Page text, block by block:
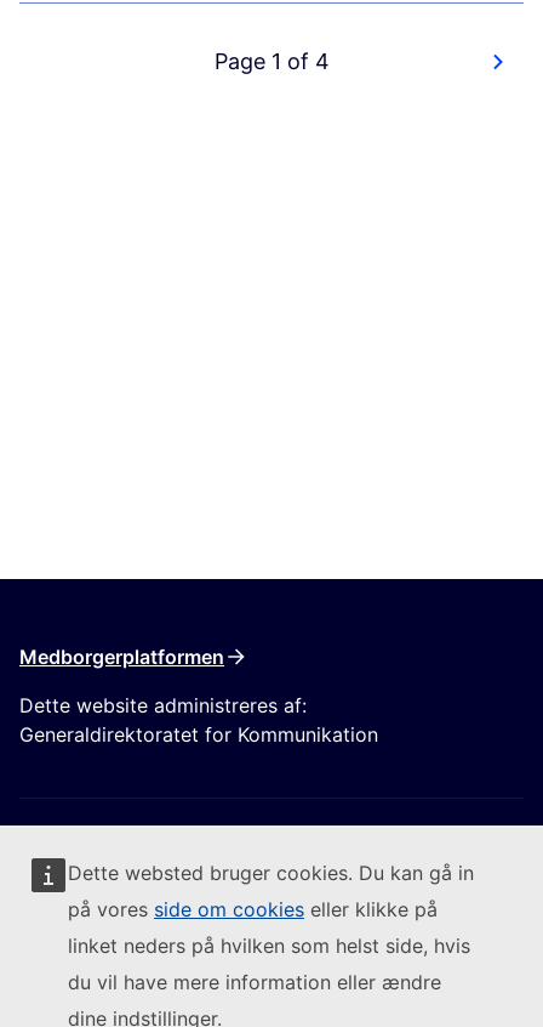
Dette websted bruger cookies. Du kan gå in
på vores side om cookies eller klikke på
linket neders på hvilken som helst side, hvis
du vil have mere information eller ændre
dine indstillinger.
Page 1 of 4
Medborgerplatformen
Dette website administreres af:
Generaldirektoratet for Kommunikation
Følg Europa-Kommissionen
Kontakt os (Eksternt link)
Indberet en IT-sårbarhed